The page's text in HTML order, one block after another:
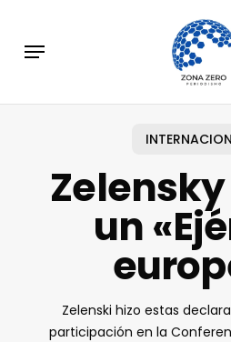
main
Menu
un
Zelenski hizo estas
participación en la